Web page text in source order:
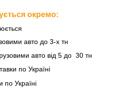
окремо:
авто до 3-х тн
авто від 5 до 30 тн
по Україні
по Україні